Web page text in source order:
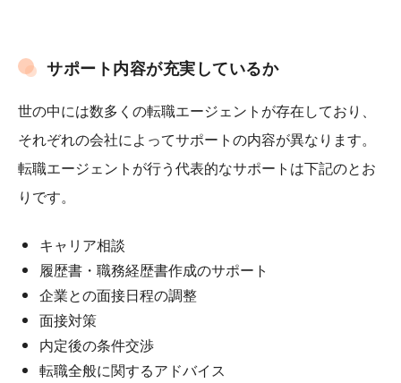
サポート内容が充実しているか
世の中には数多くの転職エージェントが存在しており、
それぞれの会社によってサポートの内容が異なります。
転職エージェントが行う代表的なサポートは下記のとお
りです。
キャリア相談
履歴書・職務経歴書作成のサポート
企業との面接日程の調整
面接対策
内定後の条件交渉
転職全般に関するアドバイス